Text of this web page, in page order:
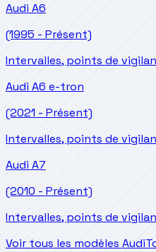
Audi A6
(1995 - Présent)
Intervalles, points de
Audi A6 e-tron
(2021 - Présent)
Intervalles, points de
Audi A7
(2010 - Présent)
Intervalles, points de
Voir tous les modèles Audi